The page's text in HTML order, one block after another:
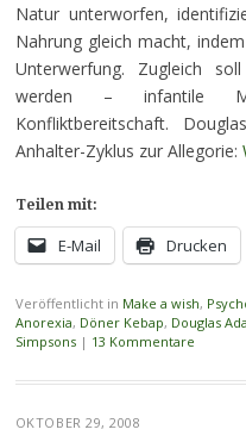
Natur unterworfen,
Nahrung gleich macht,
Unterwerfung. Zugleich
werden – infantile
Konfliktbereitschaft.
Anhalter-Zyklus zur Allegorie:
Teilen mit:
E-Mail Drucken
Veröffentlicht in Make a wish,
Anorexia, Döner Kebap, Douglas
Simpsons | 13 Kommentare
OKTOBER 29, 2008